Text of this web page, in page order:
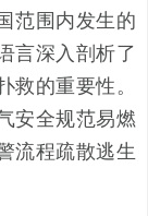
范围内发生的
言深入剖析了
救的重要性。
安全规范易燃
流程疏散逃生